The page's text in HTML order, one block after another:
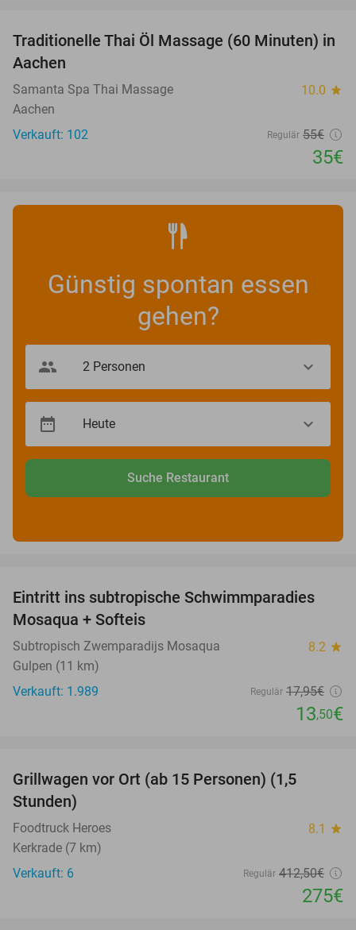
36%
Traditionelle Thai Öl Massage (60 Minuten) in
Aachen
Samanta Spa Thai Massage 10.0 star
Aachen
Verkauft: 102
Regulär 55€
35€
Günstig spontan essen
gehen?
Suche Restaurant
25%
Eintritt ins subtropische Schwimmparadies
Mosaqua + Softeis
Subtropisch Zwemparadijs Mosaqua 8.2 star
Gulpen (11 km)
Verkauft: 1.989
Regulär 17,95€
13,50€
Grillwagen vor Ort (ab 15 Personen) (1,5
Stunden)
Foodtruck Heroes 8.1 star
Kerkrade (7 km)
Verkauft: 6
Regulär 412,50€
275€